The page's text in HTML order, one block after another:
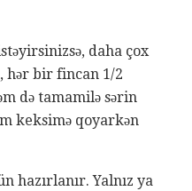
daha çox
hər bir fincan 1/2
də tamamilə sərin
keksimə qoyarkən
hazırlanır. Yalnız ya